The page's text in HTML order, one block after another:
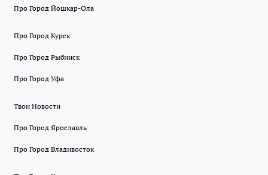
Про Город Йошкар-Ола
Про Город Курск
Про Город Рыбинск
Про Город Уфа
Твои Новости
Про Город Ярославль
Про Город Владивосток